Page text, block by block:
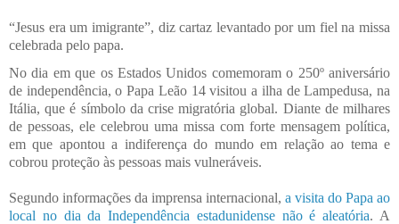
“Jesus era um imigrante”, diz cartaz levantado por um fiel na missa
celebrada pelo papa.
No dia em que os Estados Unidos comemoram o 250º aniversário
de independência, o Papa Leão 14 visitou a ilha de Lampedusa, na
Itália, que é símbolo da crise migratória global. Diante de milhares
de pessoas, ele celebrou uma missa com forte mensagem política,
em que apontou a indiferença do mundo em relação ao tema e
cobrou proteção às pessoas mais vulneráveis.
Segundo informações da imprensa internacional, a visita do Papa ao
local no dia da Independência estadunidense não é aleatória. A